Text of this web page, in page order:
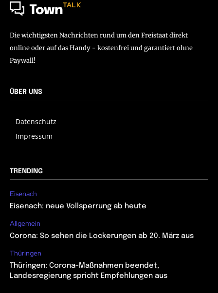
TownTALK
Die wichtigsten Nachrichten rund um den Freistaat direkt
online oder auf das Handy - kostenfrei und garantiert ohne
Paywall!
ÜBER UNS
Datenschutz
Impressum
TRENDING
Eisenach
Eisenach: neue Vollsperrung ab heute
Allgemein
Corona: So sehen die Lockerungen ab 20. März aus
Thüringen
Thüringen: Corona-Maßnahmen beendet,
Landesregierung spricht Empfehlungen aus